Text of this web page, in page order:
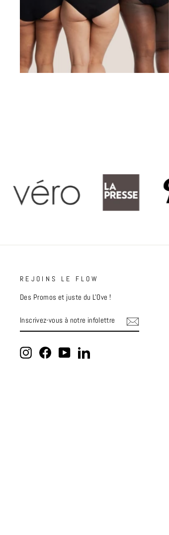
REJOINS LE FLOW
Des Promos et juste du L'Ove !
VOUS
À
INFOLETTRE
InstagramFacebookYouTubeLinkedIn